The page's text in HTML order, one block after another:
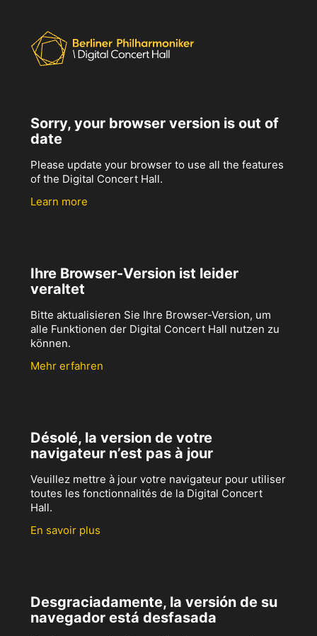
Sorry, your browser version is out of
date
Please update your browser to use all the features
of the Digital Concert Hall.
Learn more
Ihre Browser-Version ist leider
veraltet
Bitte aktualisieren Sie Ihre Browser-Version, um
alle Funktionen der Digital Concert Hall nutzen zu
können.
Mehr erfahren
Désolé, la version de votre
navigateur n’est pas à jour
Veuillez mettre à jour votre navigateur pour utiliser
toutes les fonctionnalités de la Digital Concert
Hall.
En savoir plus
Desgraciadamente, la versión de su
navegador está desfasada